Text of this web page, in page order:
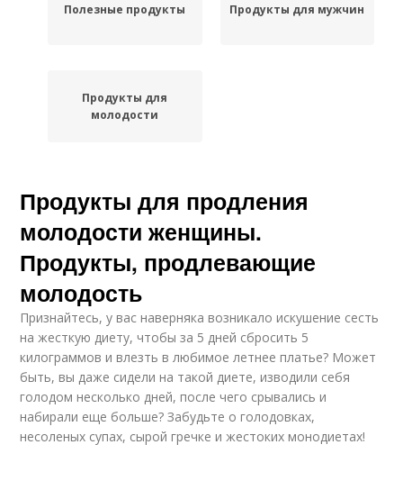
Полезные продукты Продукты для мужчин
Продукты для
молодости
Продукты для продления
молодости женщины.
Продукты, продлевающие
молодость
Признайтесь, у вас наверняка возникало искушение сесть
на жесткую диету, чтобы за 5 дней сбросить 5
килограммов и влезть в любимое летнее платье? Может
быть, вы даже сидели на такой диете, изводили себя
голодом несколько дней, после чего срывались и
набирали еще больше? Забудьте о голодовках,
несоленых супах, сырой гречке и жестоких монодиетах!